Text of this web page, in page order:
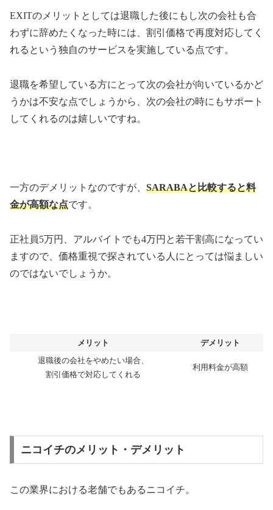
EXITのメリットとしては退職した後にもし次の会社も合
わずに辞めたくなった時には、割引価格で再度対応してく
れるという独自のサービスを実施している点です。
退職を希望している方にとって次の会社が向いているかど
うかは不安な点でしょうから、次の会社の時にもサポート
してくれるのは嬉しいですね。
一方のデメリットなのですが、 SARABAと比較すると料
金が高額な点です。
正社員5万円、アルバイトでも4万円と若干割高になってい
ますので、価格重視で探されている人にとっては悩ましい
のではないでしょうか。
メリット
デメリット
退職後の会社をやめたい場合、
割引価格で対応してくれる
利用料金が高額
ニコイチのメリット・デメリット
この業界における老舗でもあるニコイチ。